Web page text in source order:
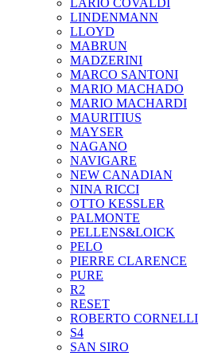
LINDENMANN
LLOYD
MABRUN
MADZERINI
MARCO SANTONI
MARIO MACHADO
MARIO MACHARDI
MAURITIUS
MAYSER
NAGANO
NAVIGARE
NEW CANADIAN
NINA RICCI
OTTO KESSLER
PALMONTE
PELLENS&LOICK
PELO
PIERRE CLARENCE
PURE
R2
RESET
ROBERTO CORNELLI
S4
SAN SIRO